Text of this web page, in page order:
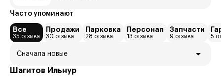
Часто упоминают
Все
35 отзыва
Продажи
30 отзыва
Парковка
28 отзыва
Персонал
13 отзыва
Запчасти
9 отзыва 5
Сначала новые
Шагитов Ильнур